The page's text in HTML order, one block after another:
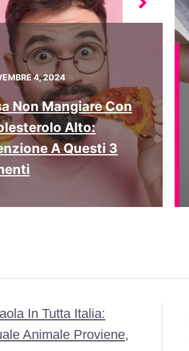
4, 2024
Non Mangiare Con
Alto:
A Questi 3
In Tutta Italia:
Animale Proviene,